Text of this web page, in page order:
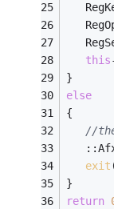
this
}
else
{
//
exit
}
return